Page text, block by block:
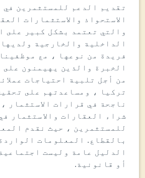
تقديم الدعم للمستثمرين في
الاستحواذ والاستثمارات
والتي تعتمد بشكل كبير على
الداخلية والخارجية
فريدة من نوعها ، مع
الخبرة والذين يهيمنون على
من أجل تلبية احتياجات
تركيا ، ومساعدتهم على
ناجحة في قرارات الاستثمار
شراء العقارات والاستثمار
للمستثمرين ، حيث نقدم
بالقطاع. المعلومات
الدليل عامة وليست
أو قانونية.